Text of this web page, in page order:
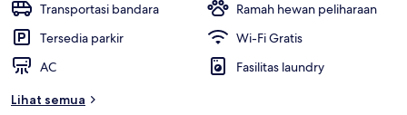
Transportasi bandara
Ramah hewan peliharaan
Tersedia parkir
Wi-Fi Gratis
AC
Fasilitas laundry
Lihat semua